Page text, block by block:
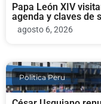
Papa León XIV
agenda y claves de
agosto 6, 2026
Politica Peru